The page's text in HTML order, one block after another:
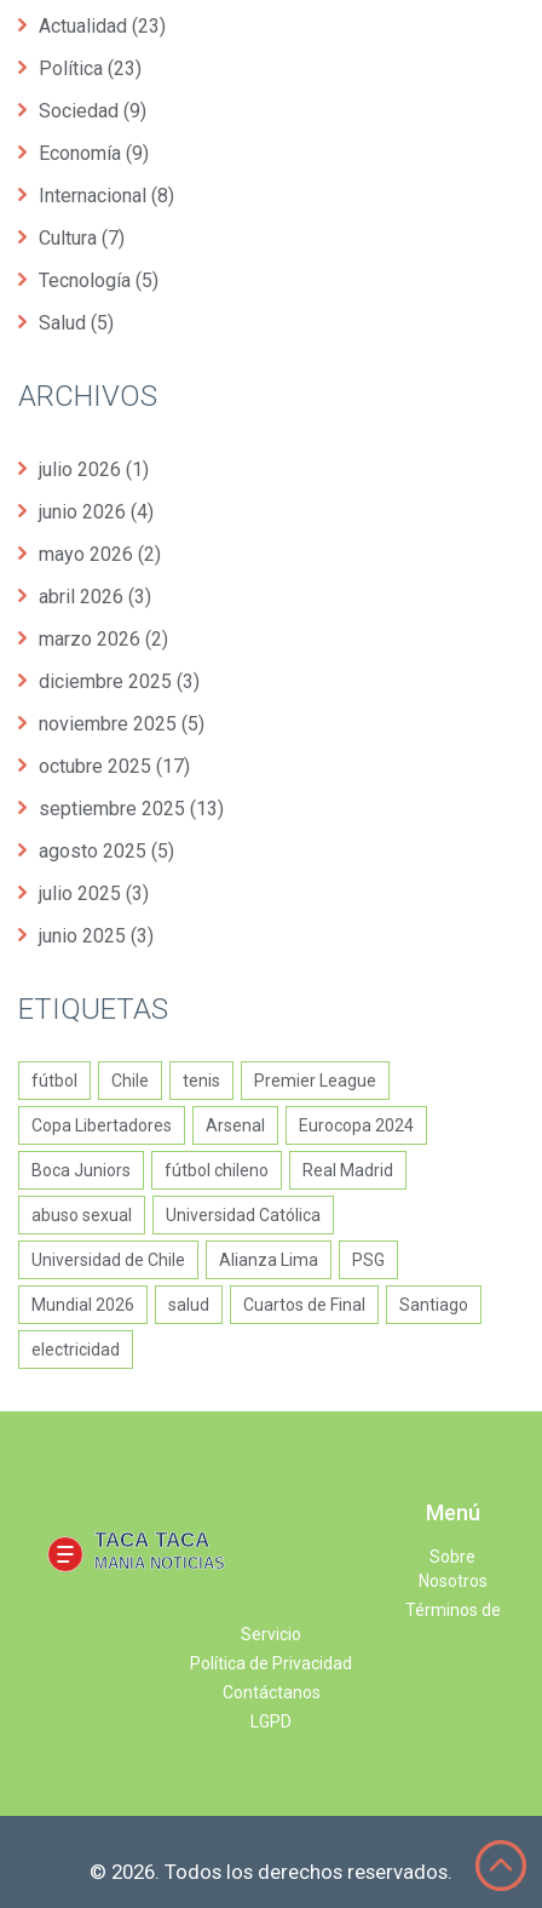
Actualidad (23)
Política (23)
Sociedad (9)
Economía (9)
Internacional (8)
Cultura (7)
Tecnología (5)
Salud (5)
ARCHIVOS
julio 2026 (1)
junio 2026 (4)
mayo 2026 (2)
abril 2026 (3)
marzo 2026 (2)
diciembre 2025 (3)
noviembre 2025 (5)
octubre 2025 (17)
septiembre 2025 (13)
agosto 2025 (5)
julio 2025 (3)
junio 2025 (3)
ETIQUETAS
fútbol Chile tenis Premier League
Copa Libertadores Arsenal Eurocopa 2024
Boca Juniors fútbol chileno Real Madrid
abuso sexual Universidad Católica
Universidad de Chile Alianza Lima PSG
Mundial 2026 salud Cuartos de Final Santiago
electricidad
Menú
Sobre
Nosotros
Términos de
Servicio
Política de Privacidad
Contáctanos
LGPD
© 2026. Todos los derechos reservados.